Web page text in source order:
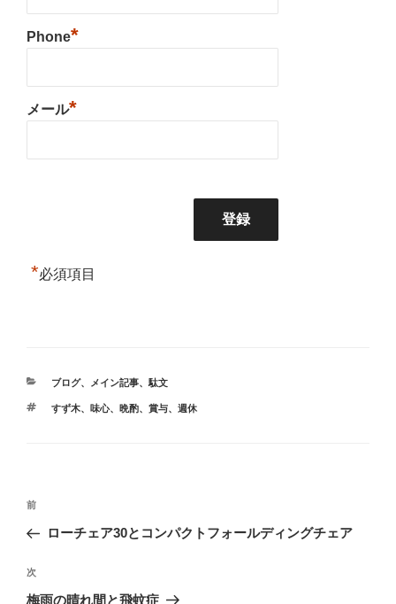
Phone*
メール*
*必須項目
カ
ゴ
ブログ、 メイン記事、 駄文
タ
すず木、 味心、 晩酌、 賞与、 週休
投
ナ
ビ
ゲ
前
の
稿
前
ローチェア30とコンパクトフォールディングチェア
次
の
次
梅雨の晴れ間と飛蚊症